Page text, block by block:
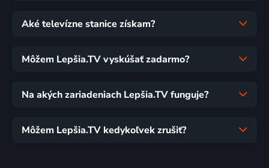
Aké televízne stanice získam?
Môžem Lepšia.TV vyskúšať zadarmo?
Na akých zariadeniach Lepšia.TV funguje?
Môžem Lepšia.TV kedykoľvek zrušiť?